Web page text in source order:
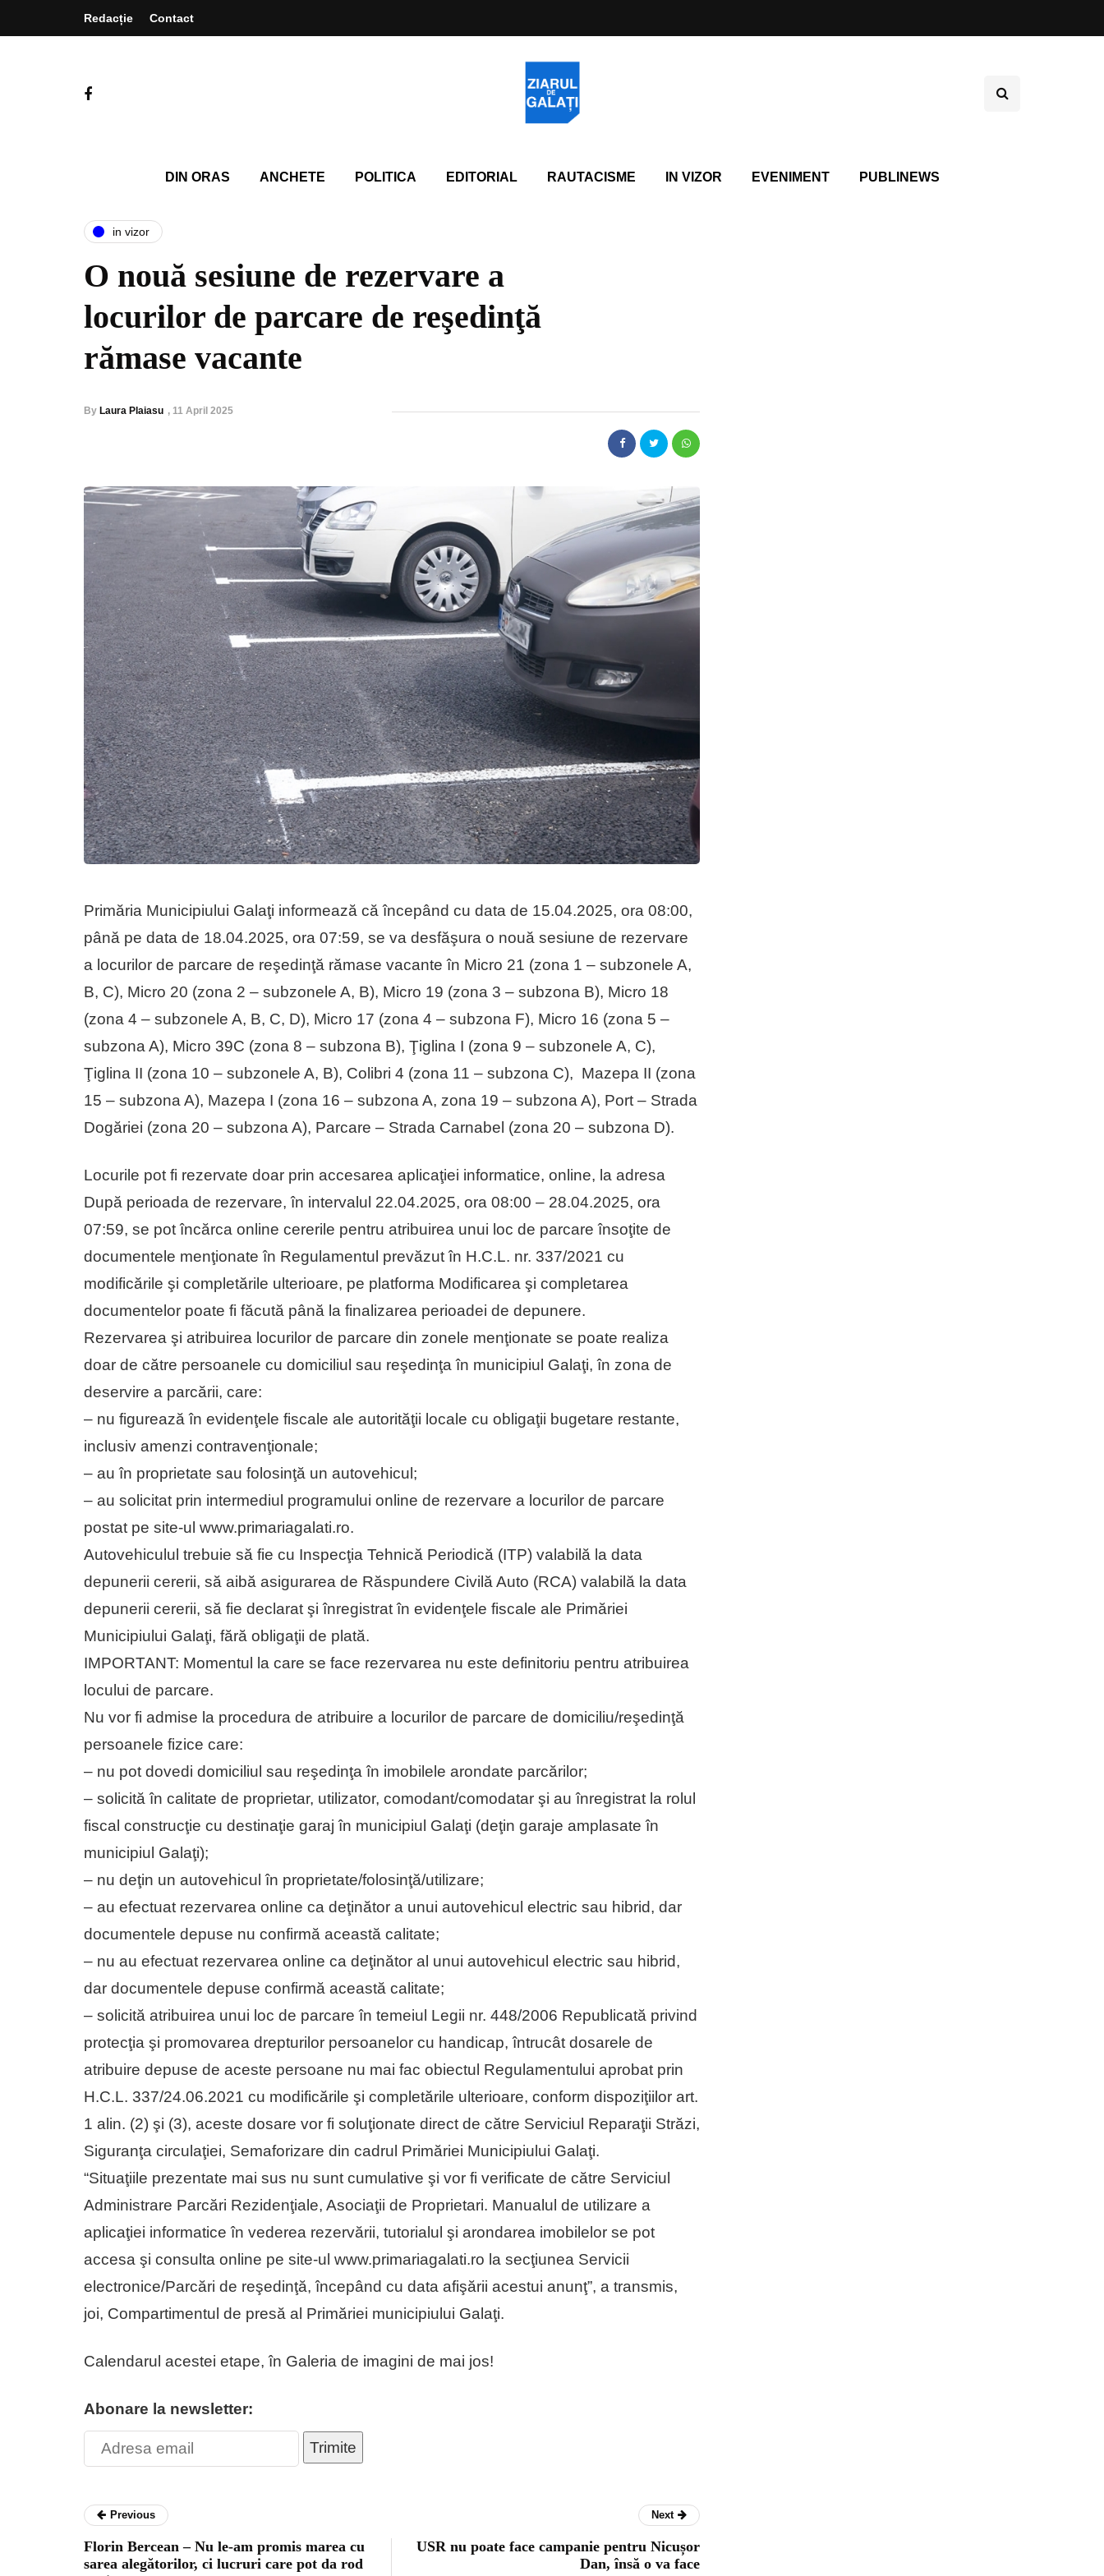
Redacție Contact
DIN ORAS ANCHETE POLITICA EDITORIAL RAUTACISME IN VIZOR EVENIMENT PUBLINEWS
in vizor
O nouă sesiune de rezervare a
locurilor de parcare de reşedinţă
rămase vacante
By Laura Plaiasu , 11 April 2025
Primăria Municipiului Galaţi informează că începând cu data de 15.04.2025, ora 08:00,
până pe data de 18.04.2025, ora 07:59, se va desfăşura o nouă sesiune de rezervare
a locurilor de parcare de reşedinţă rămase vacante în Micro 21 (zona 1 – subzonele A,
B, C), Micro 20 (zona 2 – subzonele A, B), Micro 19 (zona 3 – subzona B), Micro 18
(zona 4 – subzonele A, B, C, D), Micro 17 (zona 4 – subzona F), Micro 16 (zona 5 –
subzona A), Micro 39C (zona 8 – subzona B), Ţiglina I (zona 9 – subzonele A, C),
Ţiglina II (zona 10 – subzonele A, B), Colibri 4 (zona 11 – subzona C), Mazepa II (zona
15 – subzona A), Mazepa I (zona 16 – subzona A, zona 19 – subzona A), Port – Strada
Dogăriei (zona 20 – subzona A), Parcare – Strada Carnabel (zona 20 – subzona D).
Locurile pot fi rezervate doar prin accesarea aplicaţiei informatice, online, la adresa
După perioada de rezervare, în intervalul 22.04.2025, ora 08:00 – 28.04.2025, ora
07:59, se pot încărca online cererile pentru atribuirea unui loc de parcare însoţite de
documentele menţionate în Regulamentul prevăzut în H.C.L. nr. 337/2021 cu
modificările şi completările ulterioare, pe platforma Modificarea şi completarea
documentelor poate fi făcută până la finalizarea perioadei de depunere.
Rezervarea şi atribuirea locurilor de parcare din zonele menţionate se poate realiza
doar de către persoanele cu domiciliul sau reşedinţa în municipiul Galaţi, în zona de
deservire a parcării, care:
– nu figurează în evidenţele fiscale ale autorităţii locale cu obligaţii bugetare restante,
inclusiv amenzi contravenţionale;
– au în proprietate sau folosinţă un autovehicul;
– au solicitat prin intermediul programului online de rezervare a locurilor de parcare
postat pe site-ul www.primariagalati.ro.
Autovehiculul trebuie să fie cu Inspecţia Tehnică Periodică (ITP) valabilă la data
depunerii cererii, să aibă asigurarea de Răspundere Civilă Auto (RCA) valabilă la data
depunerii cererii, să fie declarat şi înregistrat în evidenţele fiscale ale Primăriei
Municipiului Galaţi, fără obligaţii de plată.
IMPORTANT: Momentul la care se face rezervarea nu este definitoriu pentru atribuirea
locului de parcare.
Nu vor fi admise la procedura de atribuire a locurilor de parcare de domiciliu/reşedinţă
persoanele fizice care:
– nu pot dovedi domiciliul sau reşedinţa în imobilele arondate parcărilor;
– solicită în calitate de proprietar, utilizator, comodant/comodatar şi au înregistrat la rolul
fiscal construcţie cu destinaţie garaj în municipiul Galaţi (deţin garaje amplasate în
municipiul Galaţi);
– nu deţin un autovehicul în proprietate/folosinţă/utilizare;
– au efectuat rezervarea online ca deţinător a unui autovehicul electric sau hibrid, dar
documentele depuse nu confirmă această calitate;
– nu au efectuat rezervarea online ca deţinător al unui autovehicul electric sau hibrid,
dar documentele depuse confirmă această calitate;
– solicită atribuirea unui loc de parcare în temeiul Legii nr. 448/2006 Republicată privind
protecţia şi promovarea drepturilor persoanelor cu handicap, întrucât dosarele de
atribuire depuse de aceste persoane nu mai fac obiectul Regulamentului aprobat prin
H.C.L. 337/24.06.2021 cu modificările şi completările ulterioare, conform dispoziţiilor art.
1 alin. (2) şi (3), aceste dosare vor fi soluţionate direct de către Serviciul Reparaţii Străzi,
Siguranţa circulaţiei, Semaforizare din cadrul Primăriei Municipiului Galaţi.
“Situaţiile prezentate mai sus nu sunt cumulative şi vor fi verificate de către Serviciul
Administrare Parcări Rezidenţiale, Asociaţii de Proprietari. Manualul de utilizare a
aplicaţiei informatice în vederea rezervării, tutorialul şi arondarea imobilelor se pot
accesa şi consulta online pe site-ul www.primariagalati.ro la secţiunea Servicii
electronice/Parcări de reşedinţă, începând cu data afişării acestui anunţ”, a transmis,
joi, Compartimentul de presă al Primăriei municipiului Galaţi.
Calendarul acestei etape, în Galeria de imagini de mai jos!
Abonare la newsletter:
Trimite
Previous
Florin Bercean – Nu le-am promis marea cu
sarea alegătorilor, ci lucruri care pot da rod
Next
USR nu poate face campanie pentru Nicușor
Dan, însă o va face